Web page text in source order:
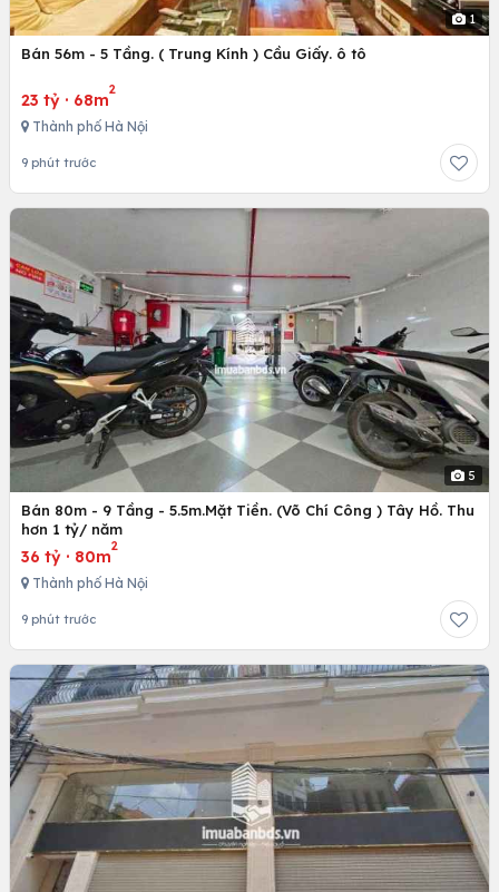
1
Bán 56m - 5 Tầng. ( Trung Kính ) Cầu Giấy. ô tô
23 tỷ · 68m
2
Thành phố Hà Nội
9 phút trước
5
Bán 80m - 9 Tầng - 5.5m.Mặt Tiền. (Võ Chí Công ) Tây Hồ. Thu
hơn 1 tỷ/ năm
36 tỷ · 80m
2
Thành phố Hà Nội
9 phút trước